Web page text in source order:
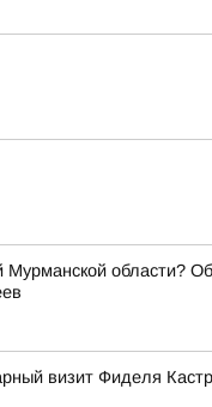
области?
визит Фиделя